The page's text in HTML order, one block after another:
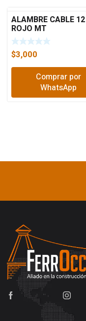
ALAMBRE CABLE 12
ROJO MT
$3,000
Comprar por
WhatsApp